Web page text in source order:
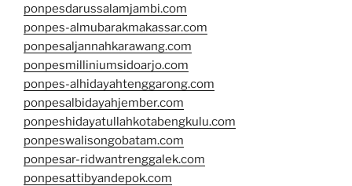
ponpesdarussalamjambi.com
ponpes-almubarakmakassar.com
ponpesaljannahkarawang.com
ponpesmilliniumsidoarjo.com
ponpes-alhidayahtenggarong.com
ponpesalbidayahjember.com
ponpeshidayatullahkotabengkulu.com
ponpeswalisongobatam.com
ponpesar-ridwantrenggalek.com
ponpesattibyandepok.com